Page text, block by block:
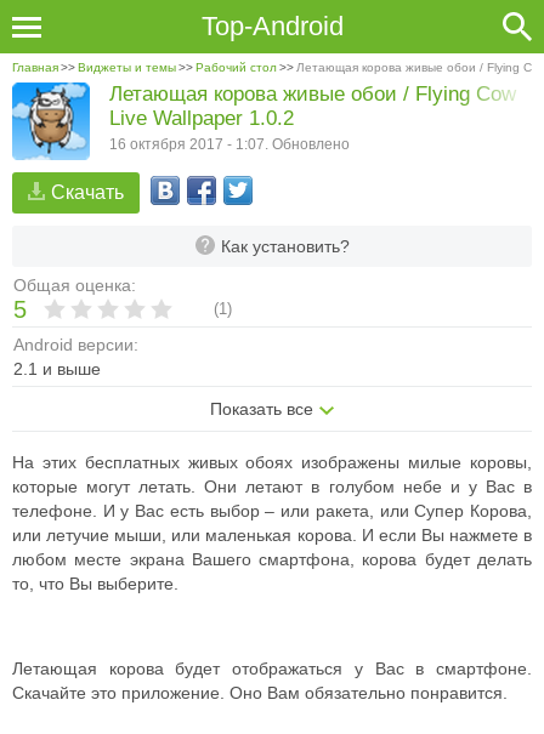
Top-Android
Главная>>Виджеты и темы>>Рабочий стол>> Летающая корова живые обои / Flying
Скачать
Как установить?
Общая оценка:
5 (1)
Android версии:
2.1 и выше
Показать все
Летающая корова живые обои / Flying Cow
Live Wallpaper 1.0.2
16 октября 2017 - 1:07. Обновлено
На этих бесплатных живых обоях изображены милые коровы,
которые могут летать. Они летают в голубом небе и у Вас в
телефоне. И у Вас есть выбор – или ракета, или Супер Корова,
или летучие мыши, или маленькая корова. И если Вы нажмете в
любом месте экрана Вашего смартфона, корова будет делать
то, что Вы выберите.
Летающая корова будет отображаться у Вас в смартфоне.
Скачайте это приложение. Оно Вам обязательно понравится.